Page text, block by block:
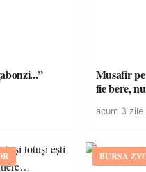
Musafir
fie bere,
acum 3 zile
BURSA